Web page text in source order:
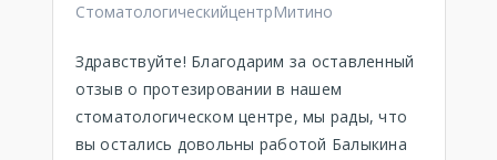
СтоматологическийцентрМитино
Здравствуйте! Благодарим за оставленный
отзыв о протезировании в нашем
стоматологическом центре, мы рады, что
вы остались довольны работой Балыкина